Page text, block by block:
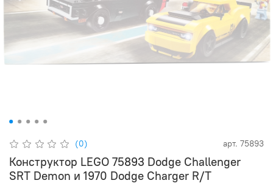
(0) арт. 75893
Конструктор LEGO 75893 Dodge Challenger
SRT Demon и 1970 Dodge Charger R/T